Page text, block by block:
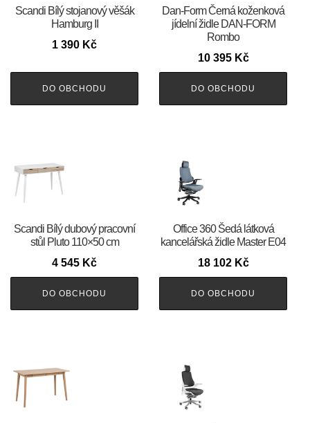
Scandi Bílý stojanový věšák
Hamburg II
1 390 Kč
DO OBCHODU
​​​​​Dan-Form Černá koženková
jídelní židle DAN-FORM
Rombo
10 395 Kč
DO OBCHODU
Scandi Bílý dubový pracovní
stůl Pluto 110×50 cm
4 545 Kč
DO OBCHODU
Office 360 Šedá látková
kancelářská židle Master E04
18 102 Kč
DO OBCHODU